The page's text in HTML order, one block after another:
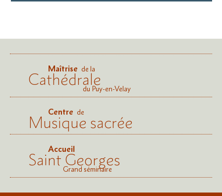
Maîtrise de la
Cathédraledu Puy-en-Velay
Centre de
Musique sacrée
Accueil
Saint Georges
Grand séminaire